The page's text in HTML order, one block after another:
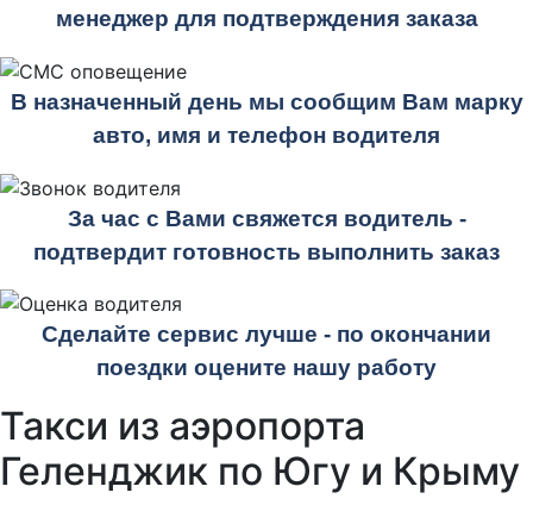
менеджер для подтверждения заказа
В назначенный день мы сообщим Вам марку
авто, имя и телефон водителя
За час с Вами свяжется водитель -
подтвердит готовность выполнить заказ
Сделайте сервис лучше - по окончании
поездки оцените нашу работу
Такси из аэропорта
Геленджик по Югу и Крыму